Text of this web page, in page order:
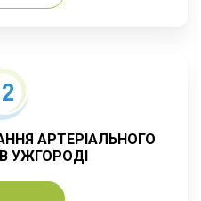
АРТЕРІАЛЬНОГО
УЖГОРОДІ